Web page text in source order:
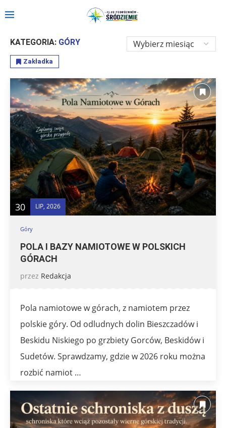
Strona główna Polska »Góry
KATEGORIA: GÓRY
Zakładka
30 LIP, 2026
Góry
POLA I BAZY NAMIOTOWE W POLSKICH
GÓRACH
przez Redakcja
Pola namiotowe w górach, z namiotem przez
polskie góry. Od odludnych dolin Bieszczadów i
Beskidu Niskiego po grzbiety Gorców, Beskidów i
Sudetów. Sprawdzamy, gdzie w 2026 roku można
rozbić namiot …